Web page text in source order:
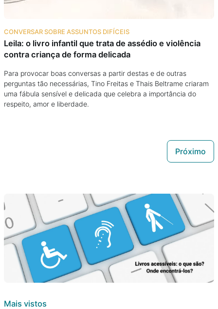
CONVERSAR SOBRE ASSUNTOS DIFÍCEIS
Leila: o livro infantil que trata de assédio e violência
contra criança de forma delicada
Para provocar boas conversas a partir destas e de outras
perguntas tão necessárias, Tino Freitas e Thais Beltrame criaram
uma fábula sensível e delicada que celebra a importância do
respeito, amor e liberdade.
Próximo
Mais vistos